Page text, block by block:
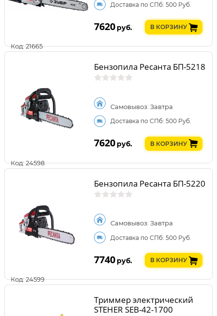
Код: 21665
Доставка по СПб: 500 Руб.
7620 руб. В КОРЗИНУ
Код: 24598
Бензопила Ресанта БП-5218
Самовывоз: Завтра
Доставка по СПб: 500 Руб.
7620 руб. В КОРЗИНУ
Код: 24599
Бензопила Ресанта БП-5220
Самовывоз: Завтра
Доставка по СПб: 500 Руб.
7740 руб. В КОРЗИНУ
Триммер электрический
STEHER SEB-42-1700